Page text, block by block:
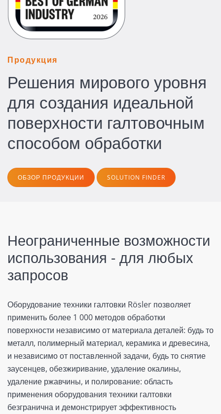
Продукция
Решения мирового уровня
для создания идеальной
поверхности галтовочным
способом обработки
ОБЗОР ПРОДУКЦИИ SOLUTION FINDER
Неограниченные возможности
использования - для любых
запросов
Оборудование техники галтовки Rösler позволяет
применить более 1 000 методов обработки
поверхности независимо от материала деталей: будь то
металл, полимерный материал, керамика и древесина,
и независимо от поставленной задачи, будь то снятие
заусенцев, обезжиривание, удаление окалины,
удаление ржавчины, и полирование: область
применения оборудования техники галтовки
безгранична и демонстрирует эффективность